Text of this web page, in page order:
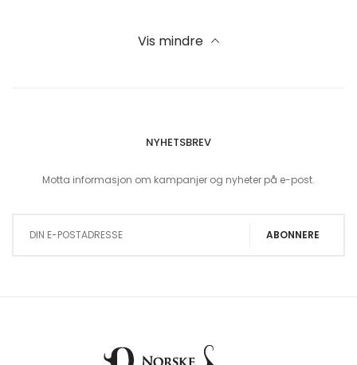
Vis mindre
NYHETSBREV
Motta informasjon om kampanjer og nyheter på e-post.
ABONNERE